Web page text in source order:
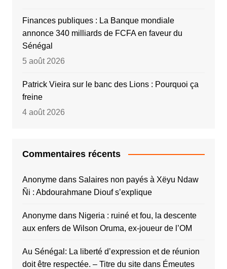
Finances publiques : La Banque mondiale
annonce 340 milliards de FCFA en faveur du
Sénégal
5 août 2026
Patrick Vieira sur le banc des Lions : Pourquoi ça
freine
4 août 2026
Commentaires récents
Anonymedans Salaires non payés à Xëyu Ndaw
Ñi : Abdourahmane Diouf s’explique
Anonymedans Nigeria : ruiné et fou, la descente
aux enfers de Wilson Oruma, ex-joueur de l’OM
Au Sénégal: La liberté d’expression et de réunion
doit être respectée. – Titre du sitedans Émeutes